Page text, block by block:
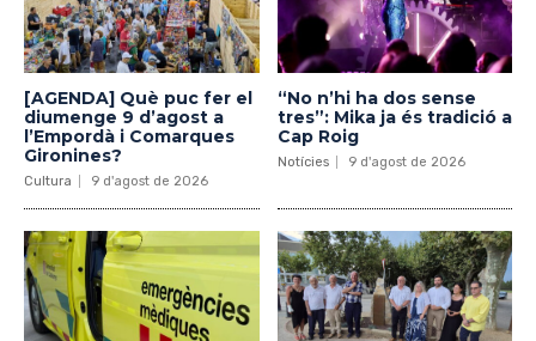
[AGENDA] Què puc fer el
diumenge 9 d’agost a
l’Empordà i Comarques
Gironines?
Cultura 9 d'agost de 2026
“No n’hi ha dos sense
tres”: Mika ja és tradició a
Cap Roig
Notícies 9 d'agost de 2026